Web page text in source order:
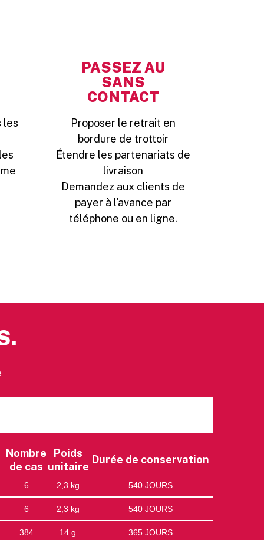
les
PASSEZ AU
SANS
CONTACT
Proposer le retrait en
bordure de trottoir
Étendre les partenariats de
livraison
Demandez aux clients de
payer à l'avance par
téléphone ou en ligne.
Nombre
de cas
Poids
unitaire
Durée de conservation
6 2,3 kg 540 JOURS
6 2,3 kg 540 JOURS
384 14 g 365 JOURS